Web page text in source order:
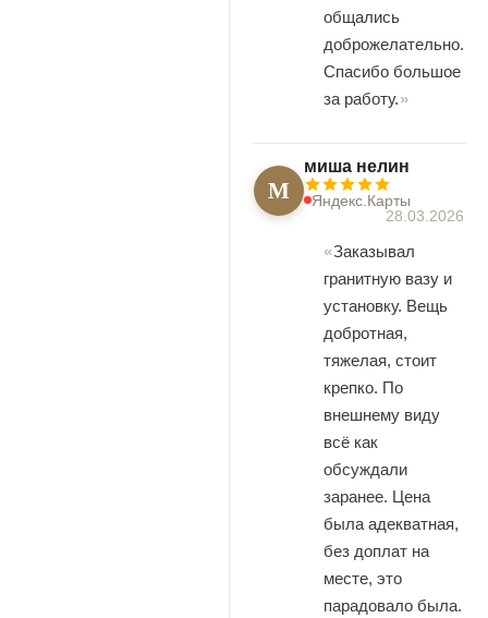
общались
доброжелательно.
Спасибо большое
за работу.
М
миша нелин
Яндекс.Карты
28.03.2026
Заказывал
гранитную вазу и
установку. Вещь
добротная,
тяжелая, стоит
крепко. По
внешнему виду
всё как
обсуждали
заранее. Цена
была адекватная,
без доплат на
месте, это
парадовало была.